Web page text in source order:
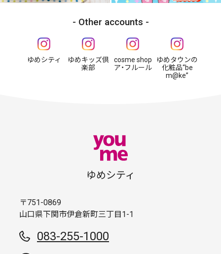
Other accounts
ゆめシティ
ゆめキッズ倶
楽部
cosme shop
ア・フルール
ゆめタウンの
化粧品“be
m@ke”
ゆめシティ
〒751-0869
山口県下関市伊倉新町三丁目1-1
083-255-1000